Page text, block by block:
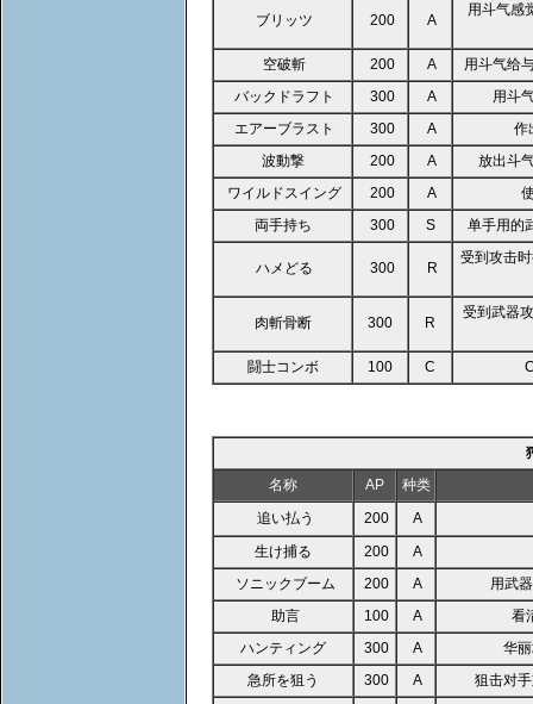
ブリッツ 200 A
用斗气感
空破斬 200 A
用斗气给
バックドラフト
300 A
用斗
エアーブラスト
300 A
作
波動撃
200 A
放出斗
ワイルドスイング
200 A
両手持ち
300 S 单手用的
ハメどる 300 R
受到攻击
肉斬骨断 300 R
受到武器
闘士コンボ 100 C
名称
AP
种类
追い払う
200
A
生け捕る
200
A
ソニックブーム
200 A
用武
助言
100 A
看
ハンティング
300 A
华
急所を狙う
300 A 狙击对